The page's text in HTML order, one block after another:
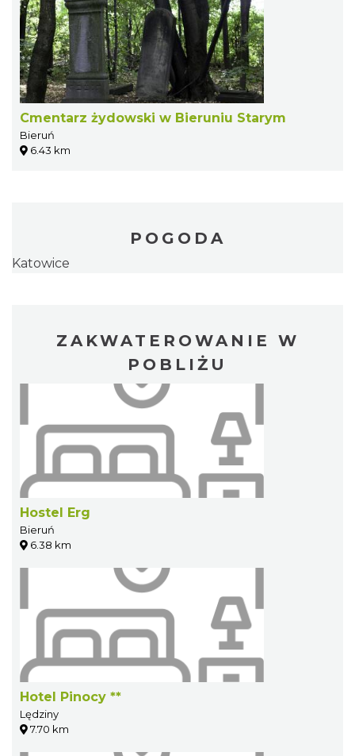
Cmentarz żydowski w Bieruniu Starym
Bieruń
6.43 km
POGODA
Katowice
ZAKWATEROWANIE W
POBLIŻU
Hostel Erg
Bieruń
6.38 km
Hotel Pinocy **
Lędziny
7.70 km